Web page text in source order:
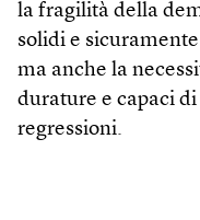
la fragilità della
solidi e
ma anche la
durature e capaci
regressioni.